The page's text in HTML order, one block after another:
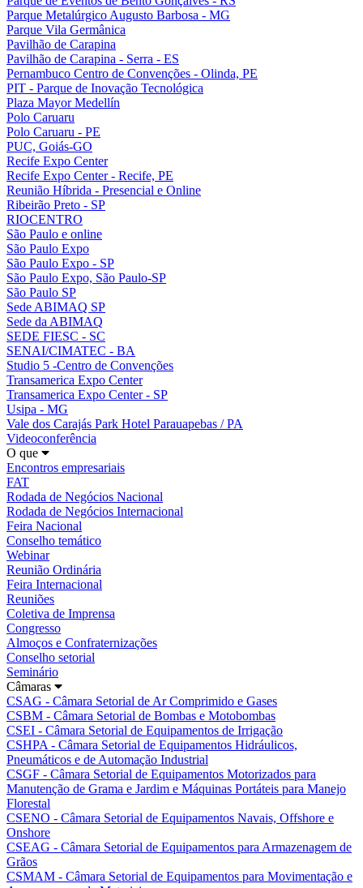
Parque Metalúrgico Augusto Barbosa - MG
Parque Vila Germânica
Pavilhão de Carapina
Pavilhão de Carapina - Serra - ES
Pernambuco Centro de Convenções - Olinda, PE
PIT - Parque de Inovação Tecnológica
Plaza Mayor Medellín
Polo Caruaru
Polo Caruaru - PE
PUC, Goiás-GO
Recife Expo Center
Recife Expo Center - Recife, PE
Reunião Híbrida - Presencial e Online
Ribeirão Preto - SP
RIOCENTRO
São Paulo e online
São Paulo Expo
São Paulo Expo - SP
São Paulo Expo, São Paulo-SP
São Paulo SP
Sede ABIMAQ SP
Sede da ABIMAQ
SEDE FIESC - SC
SENAI/CIMATEC - BA
Studio 5 -Centro de Convenções
Transamerica Expo Center
Transamerica Expo Center - SP
Usipa - MG
Vale dos Carajás Park Hotel Parauapebas / PA
Videoconferência
O que
Encontros empresariais
FAT
Rodada de Negócios Nacional
Rodada de Negócios Internacional
Feira Nacional
Conselho temático
Webinar
Reunião Ordinária
Feira Internacional
Reuniões
Coletiva de Imprensa
Congresso
Almoços e Confraternizações
Conselho setorial
Seminário
Câmaras
CSAG - Câmara Setorial de Ar Comprimido e Gases
CSBM - Câmara Setorial de Bombas e Motobombas
CSEI - Câmara Setorial de Equipamentos de Irrigação
CSHPA - Câmara Setorial de Equipamentos Hidráulicos,
Pneumáticos e de Automação Industrial
CSGF - Câmara Setorial de Equipamentos Motorizados para
Manutenção de Grama e Jardim e Máquinas Portáteis para Manejo
Florestal
CSENO - Câmara Setorial de Equipamentos Navais, Offshore e
Onshore
CSEAG - Câmara Setorial de Equipamentos para Armazenagem de
Grãos
CSMAM - Câmara Setorial de Equipamentos para Movimentação e